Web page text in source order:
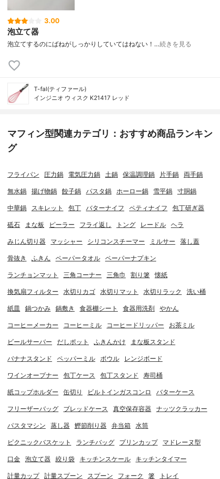
3.00
泡立て器
泡立てするのにばねがしっかりしていてはねない！…続きを見る
T-fal(ティファール)
インジニオ ウィスク K21417 レッド
マフィン型関連カテゴリ：おすすめ商品ランキン
グ
フライパン 圧力鍋 電気圧力鍋 土鍋 保温調理鍋 片手鍋 両手鍋
無水鍋 揚げ物鍋 餃子鍋 パスタ鍋 ホーロー鍋 雪平鍋 寸胴鍋
中華鍋 スキレット 包丁 バターナイフ ペティナイフ 包丁研ぎ器
砥石 まな板 ピーラー フライ返し トング レードル ヘラ
みじん切り器 マッシャー シリコンスチーマー ミルサー 落し蓋
骨抜き ふきん ペーパータオル ペーパーナプキン
ランチョンマット 三角コーナー 三角巾 割り箸 懐紙
換気扇フィルター 水切りカゴ 水切りマット 水切りラック 洗い桶
紙皿 鍋つかみ 鍋敷き 食器棚シート 食器用洗剤 やかん
コーヒーメーカー コーヒーミル コーヒードリッパー お茶ミル
ビールサーバー だしポット ふきんかけ まな板スタンド
バナナスタンド ペッパーミル ボウル レンジボード
ワインオープナー 包丁ケース 包丁スタンド 寿司桶
紙コップホルダー 缶切り ビルトインガスコンロ バターケース
フリーザーバッグ ブレッドケース 真空保存容器 ナッツクラッカー
パスタマシン 蒸し器 鰹節削り器 弁当箱 水筒
ピクニックバスケット ランチバッグ プリンカップ マドレーヌ型
口金 泡立て器 絞り袋 キッチンスケール キッチンタイマー
計量カップ 計量スプーン スプーン フォーク 箸 トレイ